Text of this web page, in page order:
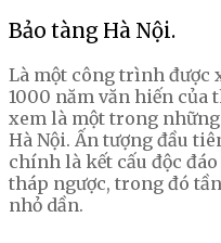
Bảo tàng Hà Nội.
Là một công trình được
1000 năm văn hiến của
xem là một trong
Hà Nội. Ấn tượng đầu
chính là kết cấu độc
tháp ngược, trong đó
nhỏ dần.